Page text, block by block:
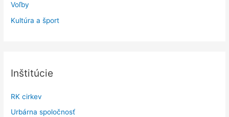
Voľby
Kultúra a šport
Inštitúcie
RK cirkev
Urbárna spoločnosť